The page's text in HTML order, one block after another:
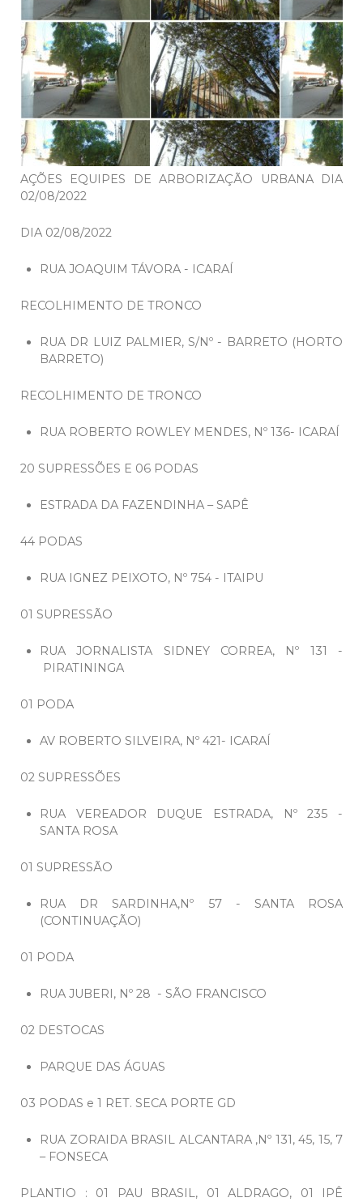
AÇÕES EQUIPES DE ARBORIZAÇÃO URBANA DIA
02/08/2022
DIA 02/08/2022
RUA JOAQUIM TÁVORA - ICARAÍ
RECOLHIMENTO DE TRONCO
RUA DR LUIZ PALMIER, S/Nº - BARRETO (HORTO
BARRETO)
RECOLHIMENTO DE TRONCO
RUA ROBERTO ROWLEY MENDES, Nº 136- ICARAÍ
20 SUPRESSÕES E 06 PODAS
ESTRADA DA FAZENDINHA – SAPÊ
44 PODAS
RUA IGNEZ PEIXOTO, Nº 754 - ITAIPU
01 SUPRESSÃO
RUA JORNALISTA SIDNEY CORREA, Nº 131 -
PIRATININGA
01 PODA
AV ROBERTO SILVEIRA, Nº 421- ICARAÍ
02 SUPRESSÕES
RUA VEREADOR DUQUE ESTRADA, Nº 235 -
SANTA ROSA
01 SUPRESSÃO
RUA DR SARDINHA,Nº 57 - SANTA ROSA
(CONTINUAÇÃO)
01 PODA
RUA JUBERI, Nº 28 - SÃO FRANCISCO
02 DESTOCAS
PARQUE DAS ÁGUAS
03 PODAS e 1 RET. SECA PORTE GD
RUA ZORAIDA BRASIL ALCANTARA ,Nº 131, 45, 15, 7
– FONSECA
PLANTIO : 01 PAU BRASIL, 01 ALDRAGO, 01 IPÊ